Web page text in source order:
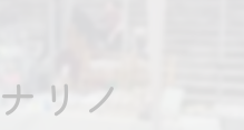
リノ